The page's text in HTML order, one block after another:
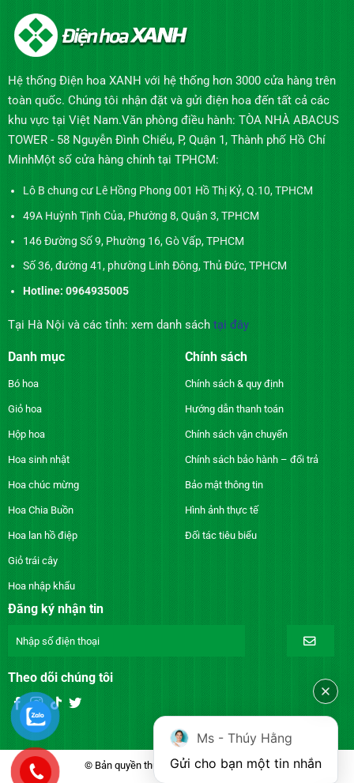
Hệ thống Điện hoa XANH với hệ thống hơn 3000 cửa hàng trên
toàn quốc. Chúng tôi nhận đặt và gửi điện hoa đến tất cả các
khu vực tại Việt Nam.Văn phòng điều hành: TÒA NHÀ ABACUS
TOWER - 58 Nguyễn Đình Chiểu, P, Quận 1, Thành phố Hồ Chí
MinhMột số cửa hàng chính tại TPHCM:
Lô B chung cư Lê Hồng Phong 001 Hồ Thị Kỷ, Q.10, TPHCM
49A Huỳnh Tịnh Của, Phường 8, Quận 3, TPHCM
146 Đường Số 9, Phường 16, Gò Vấp, TPHCM
Số 36, đường 41, phường Linh Đông, Thủ Đức, TPHCM
Hotline: 0964935005
Tại Hà Nội và các tỉnh: xem danh sách tại đây
Danh mục
Bó hoa
Giỏ hoa
Hộp hoa
Hoa sinh nhật
Hoa chúc mừng
Hoa Chia Buồn
Hoa lan hồ điệp
Giỏ trái cây
Hoa nhập khẩu
Chính sách
Chính sách & quy định
Hướng dẫn thanh toán
Chính sách vận chuyển
Chính sách bảo hành – đổi trả
Bảo mật thông tin
Hình ảnh thực tế
Đối tác tiêu biểu
Đăng ký nhận tin
Theo dõi chúng tôi
© Bản quyền thuộc về DienhoaXANH.com
Ms - Thúy Hằng
Gửi cho bạn một tin nhắn